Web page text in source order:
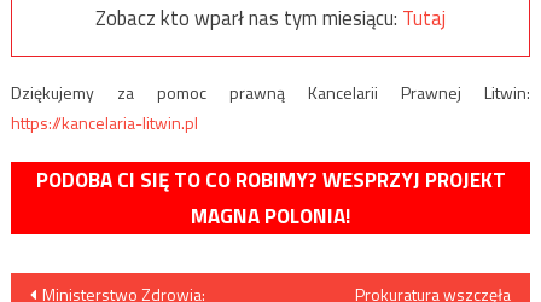
Zobacz kto wparł nas tym miesiącu: Tutaj
Dziękujemy za pomoc prawną Kancelarii Prawnej Litwin:
https://kancelaria-litwin.pl
PODOBA CI SIĘ TO CO ROBIMY? WESPRZYJ PROJEKT
MAGNA POLONIA!
Ministerstwo Zdrowia: Prokuratura wszczęła